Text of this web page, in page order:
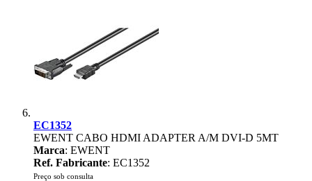
EC1352
EWENT CABO HDMI ADAPTER A/M DVI-D 5MT
Marca: EWENT
Ref. Fabricante: EC1352
Preço sob consulta